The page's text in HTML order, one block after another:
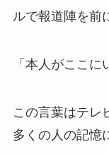
ルで報道陣を前
「本人がここに
この言葉はテレ
多くの人の記憶